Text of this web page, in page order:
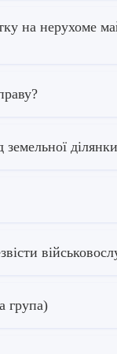
на нерухоме
ділянки
група)